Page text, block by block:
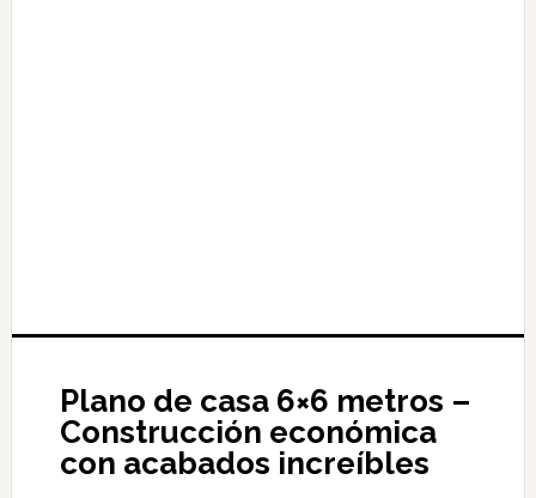
Plano de casa 6×6 metros –
Construcción económica
con acabados increíbles